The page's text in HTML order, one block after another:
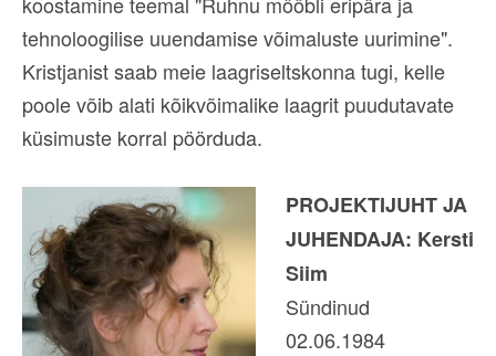
tehnoloogilise uuendamise võimaluste uurimine".
Kristjanist saab meie laagriseltskonna tugi, kelle
poole võib alati kõikvõimalike laagrit puudutavate
küsimuste korral pöörduda.
PROJEKTIJUHT JA
JUHENDAJA: Kersti
Siim
Sündinud
02.06.1984